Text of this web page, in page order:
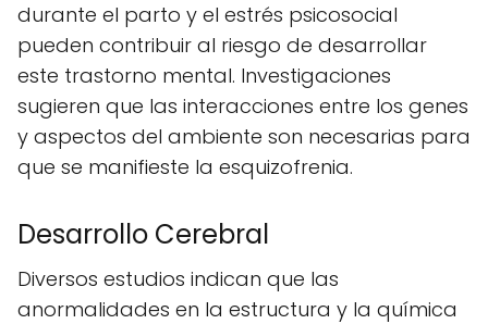
durante el parto y el estrés psicosocial
pueden contribuir al riesgo de desarrollar
este trastorno mental. Investigaciones
sugieren que las interacciones entre los genes
y aspectos del ambiente son necesarias para
que se manifieste la esquizofrenia.
Desarrollo Cerebral
Diversos estudios indican que las
anormalidades en la estructura y la química